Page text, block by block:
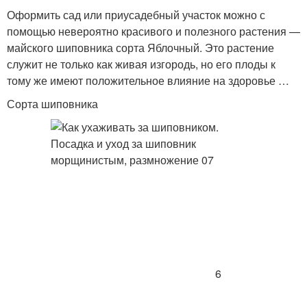
Оформить сад или приусадебный участок можно с
помощью невероятно красивого и полезного растения —
майского шиповника сорта Яблочный. Это растение
служит не только как живая изгородь, но его плоды к
тому же имеют положительное влияние на здоровье …
Сорта шиповника
6